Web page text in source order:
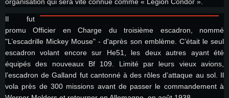
Il fut
promu Officier en Charge du troisième escadron, nommé
"L’escadrille Mickey Mouse" - d'après son emblème. C’était le seul
escadron volant encore sur He51, les deux autres ayant été
équipés des nouveaux Bf 109. Limité par leurs vieux avions,
l’escadron de Galland fut cantonné à des rôles d’attaque au sol. Il
vola près de 300 missions avant de passer le commandement à